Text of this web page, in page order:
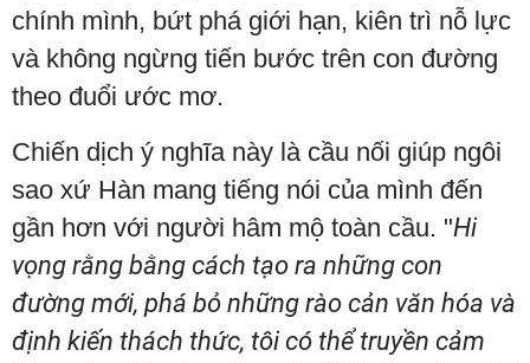
chính mình, bứt phá giới hạn, kiên trì nỗ lực
và không ngừng tiến bước trên con đường
theo đuổi ước mơ.
Chiến dịch ý nghĩa này là cầu nối giúp ngôi
sao xứ Hàn mang tiếng nói của mình đến
gần hơn với người hâm mộ toàn cầu. "Hi
vọng rằng bằng cách tạo ra những con
đường mới, phá bỏ những rào cản văn hóa và
định kiến thách thức, tôi có thể truyền cảm